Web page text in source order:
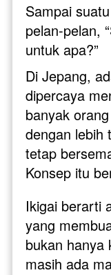
Sampai
pelan-pelan,
untuk apa?”
Di Jepang,
dipercaya
banyak
dengan lebih
tetap
Konsep itu
Ikigai berarti
yang
bukan hanya
masih ada